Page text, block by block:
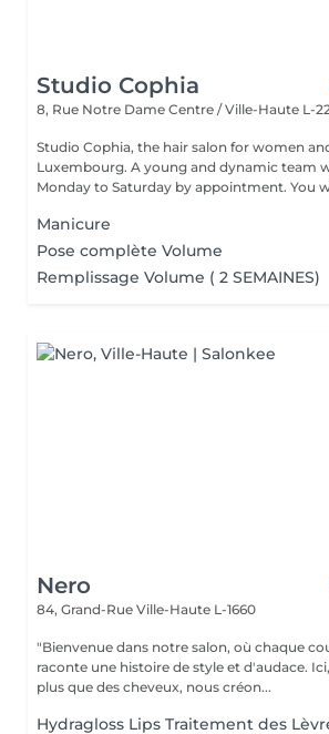
Studio Cophia
8, Rue Notre Dame Centre / Ville-Haute L-
Studio Cophia, the hair salon for women
Luxembourg. A young and dynamic team
Monday to Saturday by
Manicure
Pose complète Volume
Remplissage Volume ( 2 SEMAINES)
Nero
84, Grand-Rue Ville-Haute L-1660
"Bienvenue dans notre salon, où chaque
raconte une histoire de style et d'audace.
plus que des cheveux, nous créon...
Hydragloss Lips Traitement des